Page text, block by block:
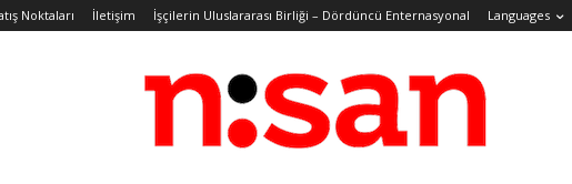
Noktaları İletişim İşçilerin Uluslararası Birliği – Dördüncü Enternasyonal Languages